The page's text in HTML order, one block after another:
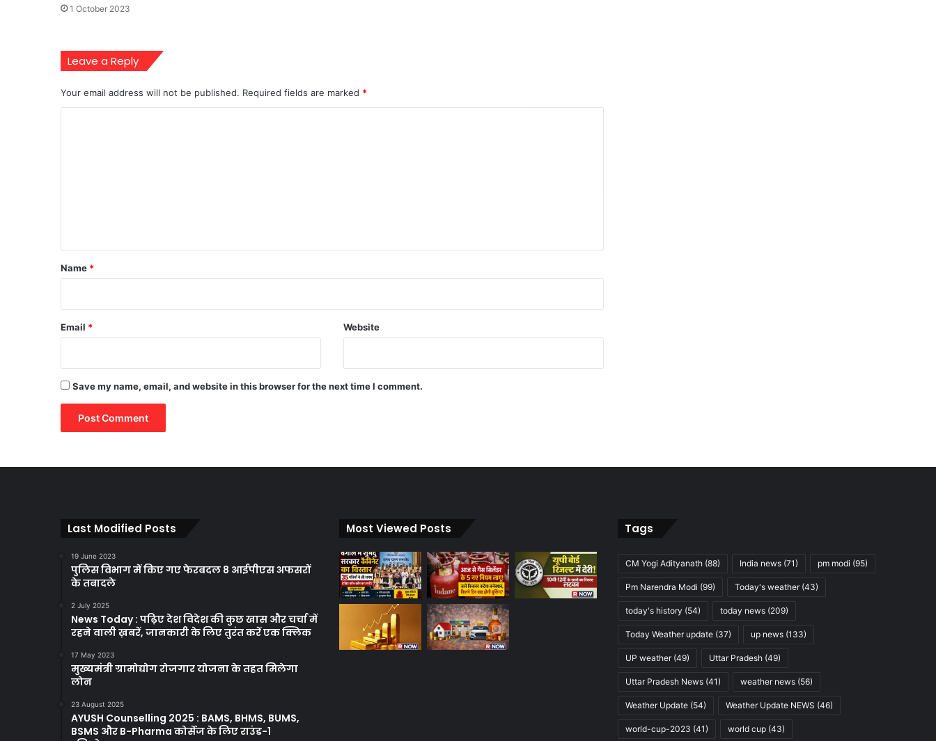
1 October 2023
Leave a Reply
Your email address will not be published. Required fields are marked *
*
Name *
Email * Website
Save my name, email, and website in this browser for the next time I comment.
Last Modified Posts
19 June 2023
पुलिस विभाग में किए गए फेरबदल 8 आईपीएस अफसरों
के तबादले
2 July 2025
News Today : पढ़िए देश विदेश की कुछ खास और चर्चा में
रहने वाली ख़बरें, जानकारी के लिए तुरंत करें एक क्लिक
17 May 2023
मुख्यमंत्री ग्रामोद्योग रोजगार योजना के तहत मिलेगा
लोन
23 August 2025
AYUSH Counselling 2025 : BAMS, BHMS, BUMS,
BSMS और B-Pharma कोर्सेज के लिए राउंड-1
Most Viewed Posts Tags
CM Yogi Adityanath(88) India news(71) pm modi (95)
Pm Narendra Modi (99) Today's weather(43)
today's history (54) today news(209)
Today Weather update(37) up news(133)
UP weather(49) Uttar Pradesh(49)
Uttar Pradesh News(41) weather news(56)
Weather Update(54) Weather Update NEWS (46)
world-cup-2023 (41) world cup(43)